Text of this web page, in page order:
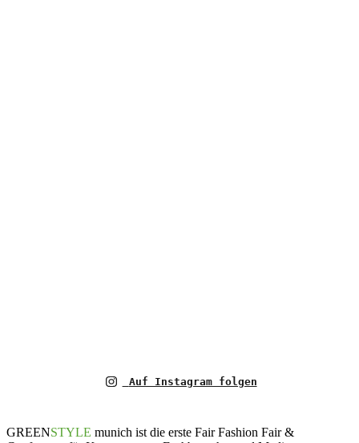
Auf Instagram folgen
GREENSTYLE munich ist die erste Fair Fashion Fair &